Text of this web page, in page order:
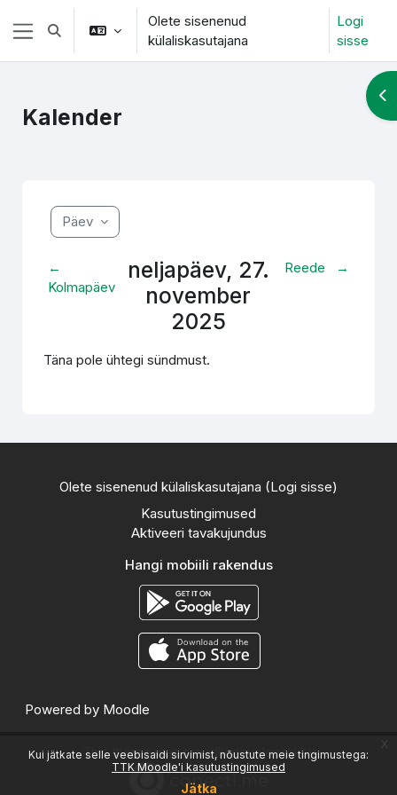
Jäta vahele peasisuni
Kui jätkate selle veebisaidi sirvimist, nõustute meie tingimustega:
TTK Moodle'i kasutustingimused
Jätka
x
Küljepaneel
Lülitab otsingu sisendi
Olete sisenenud
külaliskasutajana
Logi
sisse
Kalender
Päev
←
Kolmapäev
neljapäev, 27.
november
2025
Reede →
Täna pole ühtegi sündmust.
Olete sisenenud külaliskasutajana (Logi sisse)
Kasutustingimused
Aktiveeri tavakujundus
Hangi mobiili rakendus
Powered by Moodle
This theme was proudly developed by